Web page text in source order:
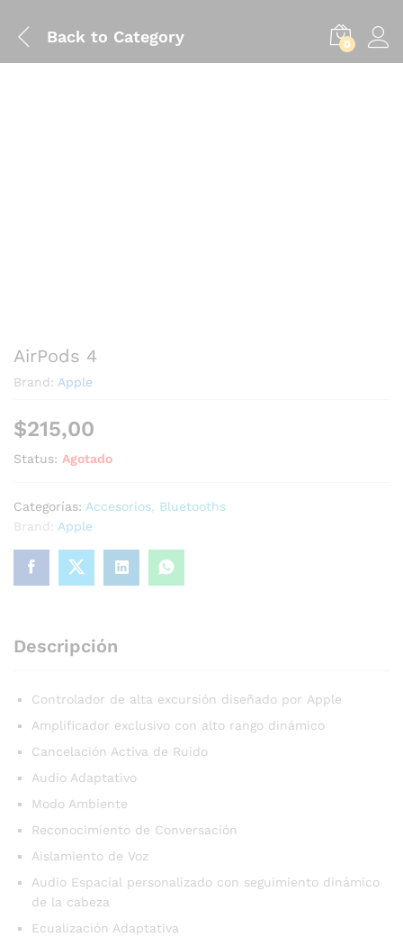
Back to Category 0
AirPods 4
Brand: Apple
$215,00
Status: Agotado
Categorías: Accesorios
Bluetooths
Brand: Apple
Descripción
Controlador de alta excursión diseñado por Apple
Amplificador exclusivo con alto rango dinámico
Cancelación Activa de Ruido
Audio Adaptativo
Modo Ambiente
Reconocimiento de Conversación
Aislamiento de Voz
Audio Espacial personalizado con seguimiento dinámico
de la cabeza
Ecualización Adaptativa